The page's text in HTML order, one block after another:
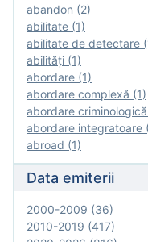
abandon (2)
abilitate (1)
abilitate de detectare
abilităţi (1)
abordare (1)
abordare complexă (1)
abordare criminologică
abordare integratoare
abroad (1)
Data emiterii
2000-2009 (36)
2010-2019 (417)